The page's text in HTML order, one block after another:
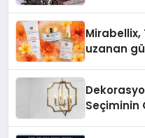
Mirabellix,
uzanan
Seçiminin